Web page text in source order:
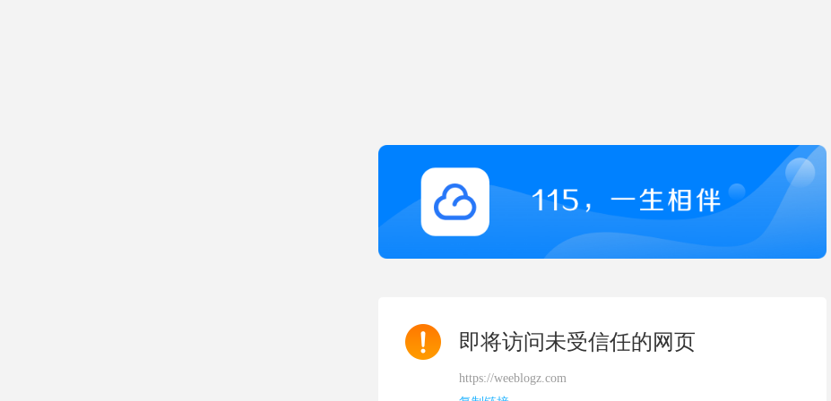
即将访问未受信任的网页
https://weeblogz.com